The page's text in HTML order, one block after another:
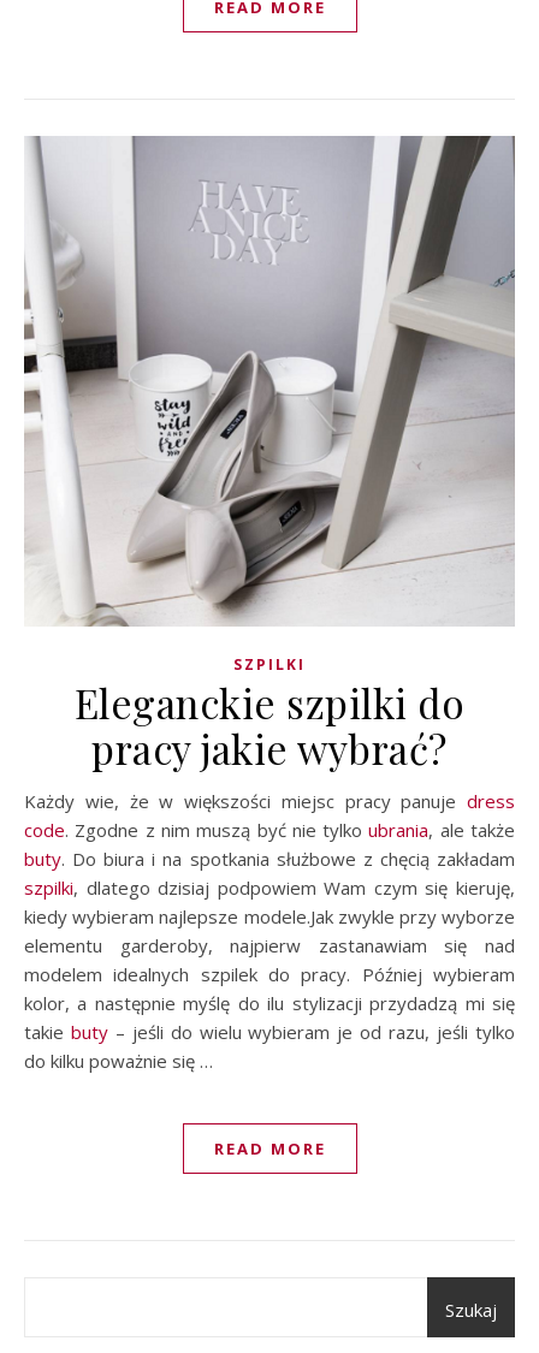
READ MORE
SZPILKI
Eleganckie szpilki do
pracy jakie wybrać?
Każdy wie, że w większości miejsc pracy panuje dress
code. Zgodne z nim muszą być nie tylkoubrania, ale także
buty. Do biura i na spotkania służbowe z chęcią zakładam
szpilki, dlatego dzisiaj podpowiem Wam czym się kieruję,
kiedy wybieram najlepsze modele.Jak zwykle przy wyborze
elementu garderoby, najpierw zastanawiam się nad
modelem idealnych szpilek do pracy. Później wybieram
kolor, a następnie myślę do ilu stylizacji przydadzą mi się
takie buty– jeśli do wielu wybieram je od razu, jeśli tylko
do kilku poważnie się …
READ MORE
Szukaj